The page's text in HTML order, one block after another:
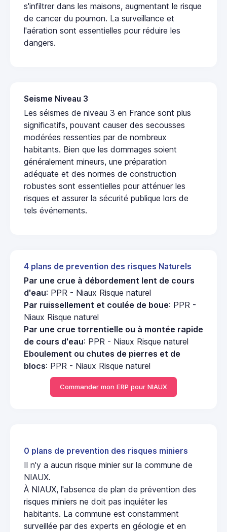
s'infiltrer dans les maisons, augmentant le risque
de cancer du poumon. La surveillance et
l'aération sont essentielles pour réduire les
dangers.
Seisme Niveau 3
Les séismes de niveau 3 en France sont plus
significatifs, pouvant causer des secousses
modérées ressenties par de nombreux
habitants. Bien que les dommages soient
généralement mineurs, une préparation
adéquate et des normes de construction
robustes sont essentielles pour atténuer les
risques et assurer la sécurité publique lors de
tels événements.
4 plans de prevention des risques Naturels
Par une crue à débordement lent de cours
d'eau: PPR - Niaux Risque naturel
Par ruissellement et coulée de boue: PPR -
Niaux Risque naturel
Par une crue torrentielle ou à montée rapide
de cours d'eau: PPR - Niaux Risque naturel
Eboulement ou chutes de pierres et de
blocs: PPR - Niaux Risque naturel
Commander mon ERP pour NIAUX
0 plans de prevention des risques miniers
Il n'y a aucun risque minier sur la commune de
NIAUX.
À NIAUX, l'absence de plan de prévention des
risques miniers ne doit pas inquiéter les
habitants. La commune est constamment
surveillée par des experts en géologie et en